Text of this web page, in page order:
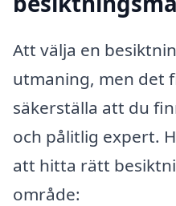
Att välja en
utmaning, men det
säkerställa att du
och pålitlig expert.
att hitta rätt
område: